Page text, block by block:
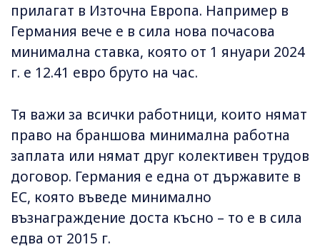
прилагат в Източна Европа. Например в
Германия вече е в сила нова почасова
минимална ставка, която от 1 януари 2024
г. е 12.41 евро бруто на час.
Тя важи за всички работници, които нямат
право на браншова минимална работна
заплата или нямат друг колективен трудов
договор. Германия е една от държавите в
ЕС, която въведе минимално
възнаграждение доста късно – то е в сила
едва от 2015 г.